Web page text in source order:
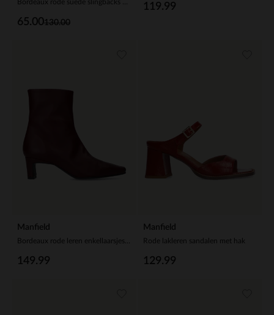
130.00
65.00
119.99
Manfield
149.99
Manfield
Rode lakleren sandalen met hak
129.99